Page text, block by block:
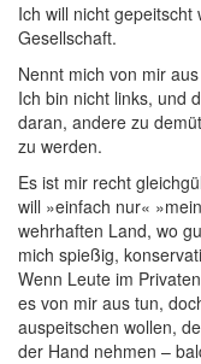
Ich will nicht
Gesellschaft.
Nennt mich von mir
Ich bin nicht links, und
daran, andere zu
zu werden.
Es ist mir recht
will »einfach nur«
wehrhaften Land, wo
mich spießig,
Wenn Leute im
es von mir aus tun,
auspeitschen wollen,
der Hand nehmen –